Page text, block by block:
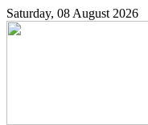
Saturday, 08 August 2026